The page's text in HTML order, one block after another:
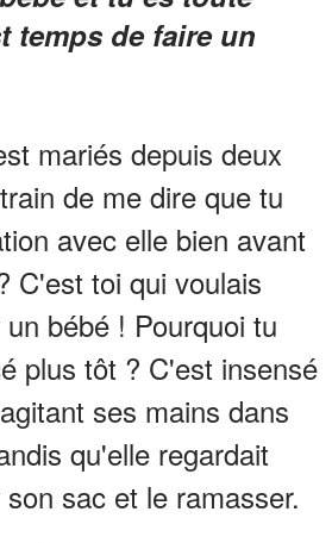
temps de faire un
mariés depuis deux
de me dire que tu
avec elle bien avant
C'est toi qui voulais
bébé ! Pourquoi tu
plus tôt ? C'est insensé
ses mains dans
qu'elle regardait
sac et le ramasser.